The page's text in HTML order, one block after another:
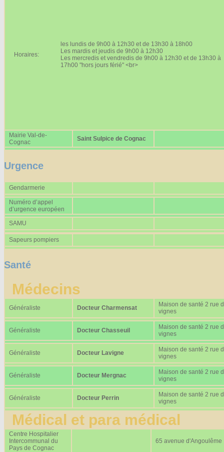
Horaires:
les lundis de 9h00 à 12h30 et de 13h30 à 18h00
Les mardis et jeudis de 9h00 à 12h30
Les mercredis et vendredis de 9h00 à 12h30 et de 13h30 à
17h00 "hors jours férié" <br>
Mairie Val-de-
Cognac
Saint Sulpice de Cognac
Urgence
Gendarmerie
Numéro d’appel
d’urgence européen
SAMU
Sapeurs pompiers
Santé
Médecins
Généraliste Docteur Charmensat
Maison de santé 2 rue
vignes
Généraliste Docteur Chasseuil
Maison de santé 2 rue
vignes
Généraliste Docteur Lavigne
Maison de santé 2 rue
vignes
Généraliste Docteur Mergnac
Maison de santé 2 rue
vignes
Généraliste Docteur Perrin
Maison de santé 2 rue
vignes
Médical et para médical
Centre Hospitalier
Intercommunal du
Pays de Cognac
65 avenue d'Angoulême